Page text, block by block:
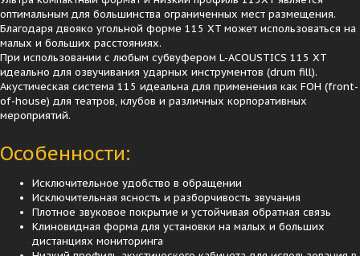
оптимальным для большинства ограниченных мест размещения.
Благодаря двояко угольной форме 115 XT может использоваться на
малых и больших расстояниях.
При использовании с любым субвуфером L-ACOUSTICS 115 XT
идеально для озвучивания ударных инструментов (drum fill).
Акустическая система 115 идеальна для применения как FOH (front-
of-house) для театров, клубов и различных корпоративных
мероприятий.
Особенности:
Исключительное удобство в обращении
Исключительная ясность и разборчивость звучания
Плотное звуковое покрытие и устойчивая обратная связь
Клиновидная форма для установки на малых и больших
дистанциях мониторинга